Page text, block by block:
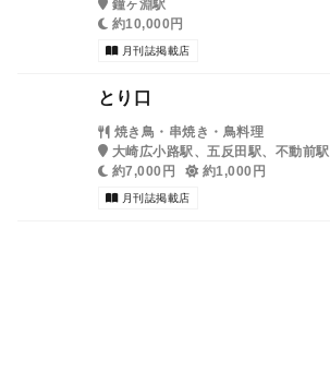
鐘ヶ淵駅
約10,000円
月刊誌掲載店
とり口
焼き鳥・串焼き・鳥料理
大崎広小路駅、五反田駅、不動前駅
約7,000円
約1,000円
月刊誌掲載店